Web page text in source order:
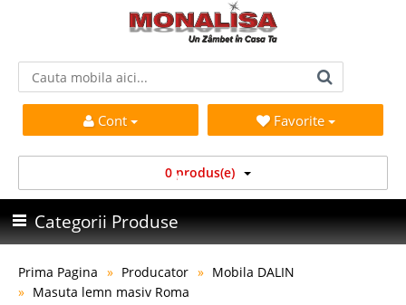
Cont Favorite
0 produs(e)
Categorii Produse
Prima Pagina Producator
Mobila DALIN
Masuta lemn masiv Roma